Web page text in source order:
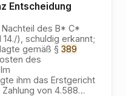
Entscheidung
des B* C*
), schuldig erkannt;
gemäß § 389
des
ihm das Erstgericht
Zahlung von 4.588…